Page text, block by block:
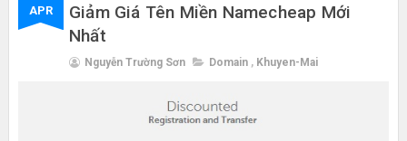
APR
Giảm Giá Tên Miền Namecheap Mới
Nhất
Nguyễn Trường Sơn Domain , Khuyen-Mai